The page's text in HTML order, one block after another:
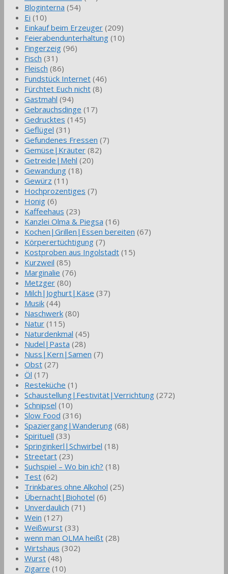
Bloginterna (54)
Ei (10)
Einkauf beim Erzeuger (209)
Feierabendunterhaltung (10)
Fingerzeig (96)
Fisch (31)
Fleisch (86)
Fundstück Internet (46)
Fürchtet Euch nicht (8)
Gastmahl (94)
Gebrauchsdinge (17)
Gedrucktes (145)
Geflügel (31)
Gefundenes Fressen (7)
Gemüse|Kräuter (82)
Getreide|Mehl (20)
Gewandung (18)
Gewürz (11)
Hochprozentiges (7)
Honig (6)
Kaffeehaus (23)
Kanzlei Olma & Piegsa (16)
Kochen|Grillen|Essen bereiten (67)
Körperertüchtigung (7)
Kostproben aus Ingolstadt (15)
Kurzweil (85)
Marginalie (76)
Metzger (80)
Milch|Joghurt|Käse (37)
Musik (44)
Naschwerk (80)
Natur (115)
Naturdenkmal (45)
Nudel|Pasta (28)
Nuss|Kern|Samen (7)
Obst (27)
Öl (17)
Resteküche (1)
Schaustellung|Festivität|Verrichtung (272)
Schnipsel (10)
Slow Food (316)
Spaziergang|Wanderung (68)
Spirituell (33)
Springinkerl|Schwirbel (18)
Streetart (23)
Suchspiel – Wo bin ich? (18)
Test (62)
Trinkbares ohne Alkohol (25)
Übernacht|Biohotel (6)
Unverdaulich (71)
Wein (127)
Weißwurst (33)
wenn man OLMA heißt (28)
Wirtshaus (302)
Wurst (48)
Zigarre (10)